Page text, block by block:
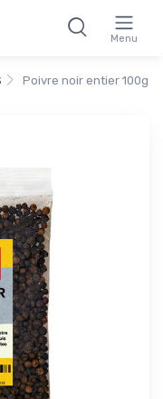
Menu
Poivre noir entier 100g